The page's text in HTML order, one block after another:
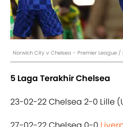
Norwich City v Chelsea - Premier League
5 Laga Terakhir Chelsea
23-02-22 Chelsea 2-0 Lille